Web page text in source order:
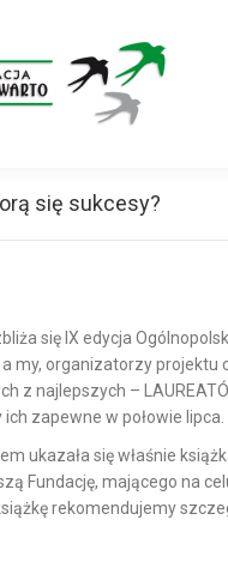
się sukcesy?
się IX edycja
my, organizatorzy projektu
z najlepszych –
zapewne w połowie lipca.
ukazała się właśnie
Fundację, mającego na
rekomendujemy